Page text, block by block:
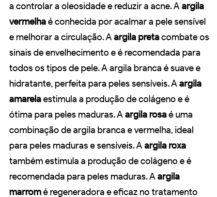
a controlar a oleosidade e reduzir a acne. Aargila
vermelhaé conhecida por acalmar a pele sensível
e melhorar a circulação. Aargila pretacombate os
sinais de envelhecimento e é recomendada para
todos os tipos de pele. A argila branca é suave e
hidratante, perfeita para peles sensíveis. Aargila
amarelaestimula a produção de colágeno e é
ótima para peles maduras. Aargila rosaé uma
combinação de argila branca e vermelha, ideal
para peles maduras e sensíveis. Aargila roxa
também estimula a produção de colágeno e é
recomendada para peles maduras. Aargila
marromé regeneradora e eficaz no tratamento